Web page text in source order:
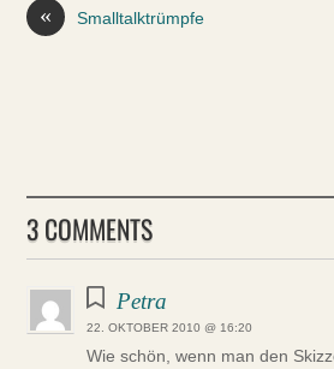
« Smalltalktrümpfe
3 COMMENTS
Petra
22. OKTOBER 2010 @ 16:20
Wie schön, wenn man den